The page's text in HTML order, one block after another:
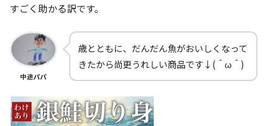
すごく助かる訳です。
中途パパ
歳とともに、だんだん魚がおいしくなって
きたから尚更うれしい商品です↓(＾ω＾)